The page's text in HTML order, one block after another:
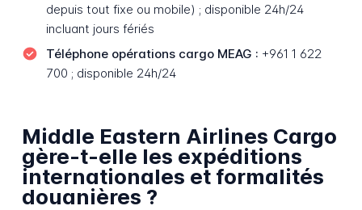
depuis tout fixe ou mobile) ; disponible 24h/24
incluant jours fériés
Téléphone opérations cargo MEAG : +961 1 622
700 ; disponible 24h/24
Middle Eastern Airlines Cargo
gère-t-elle les expéditions
internationales et formalités
douanières ?